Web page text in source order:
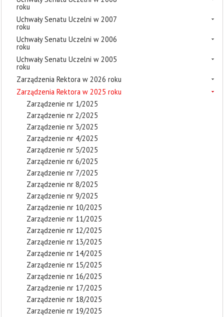
roku
Uchwały Senatu Uczelni w 2007
roku
Uchwały Senatu Uczelni w 2006
roku
Uchwały Senatu Uczelni w 2005
roku
Zarządzenia Rektora w 2026 roku
Zarządzenia Rektora w 2025 roku
Zarządzenie nr 1/2025
Zarządzenie nr 2/2025
Zarządzenie nr 3/2025
Zarządzenie nr 4/2025
Zarządzenie nr 5/2025
Zarządzenie nr 6/2025
Zarządzenie nr 7/2025
Zarządzenie nr 8/2025
Zarządzenie nr 9/2025
Zarządzenie nr 10/2025
Zarządzenie nr 11/2025
Zarządzenie nr 12/2025
Zarządzenie nr 13/2025
Zarządzenie nr 14/2025
Zarządzenie nr 15/2025
Zarządzenie nr 16/2025
Zarządzenie nr 17/2025
Zarządzenie nr 18/2025
Zarządzenie nr 19/2025